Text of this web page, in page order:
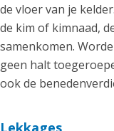
de vloer van je
de kim of kimnaad,
samenkomen.
geen halt
ook de
Lekkages